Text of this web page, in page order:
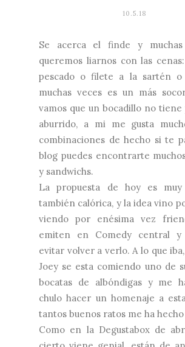
10.5.18
Se acerca el finde y
queremos liarnos con las
pescado o filete a la sartén o
muchas veces es un más
vamos que un bocadillo no
aburrido, a mi me gusta
combinaciones de hecho si te
blog puedes encontrarte
y sandwichs.
La propuesta de hoy es
también calórica, y la idea vino
viendo por enésima vez
emiten en Comedy central y
evitar volver a verlo. A lo que
Joey se esta comiendo uno de
bocatas de albóndigas y me
chulo hacer un homenaje a
tantos buenos ratos me ha hecho
Como en la Degustaboxde